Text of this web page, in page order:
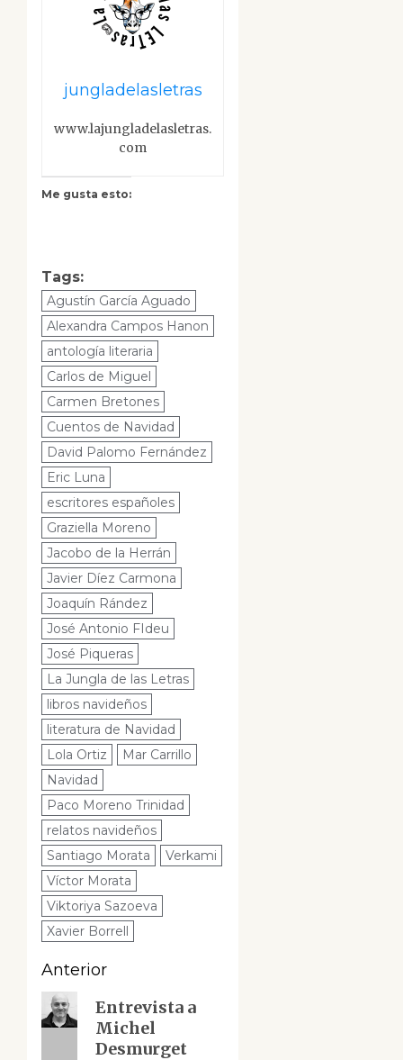
jungladelasletras
www.lajungladelasletras.
com
Me gusta esto:
Tags:
Agustín García Aguado
Alexandra Campos Hanon
antología literaria
Carlos de Miguel
Carmen Bretones
Cuentos de Navidad
David Palomo Fernández
Eric Luna
escritores españoles
Graziella Moreno
Jacobo de la Herrán
Javier Díez Carmona
Joaquín Rández
José Antonio FIdeu
José Piqueras
La Jungla de las Letras
libros navideños
literatura de Navidad
Lola Ortiz
Mar Carrillo
Navidad
Paco Moreno Trinidad
relatos navideños
Santiago Morata
Verkami
Víctor Morata
Viktoriya Sazoeva
Xavier Borrell
Navegación
de
entradas
Anterior
Entrada
anterior:
Entrevista a
Michel
Desmurget